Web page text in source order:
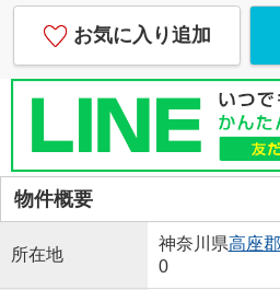
お気に入り追加
物件概要
所在地
神奈川県高座
0